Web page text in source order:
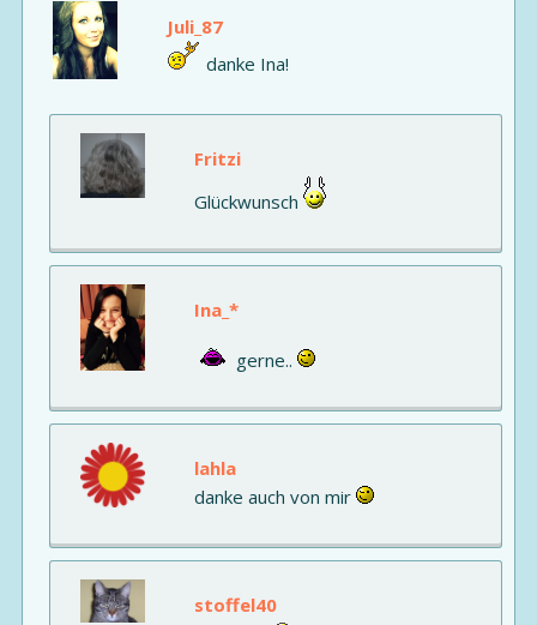
Juli_87
danke Ina!
Fritzi
Glückwunsch
Ina_*
gerne..
lahla
danke auch von mir
stoffel40